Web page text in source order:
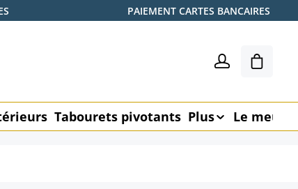
PAIEMENT CARTES BANCAIRES
Le
Tabourets pivotants Plus Le